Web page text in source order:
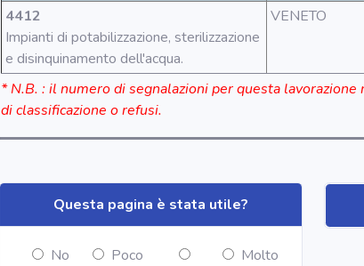
4412
Impianti di potabilizzazione, sterilizzazione
e disinquinamento dell'acqua.
VENETO
* N.B. : il numero di segnalazioni per questa
di classificazione o refusi.
Questa pagina è stata utile?
No
Poco
Molto